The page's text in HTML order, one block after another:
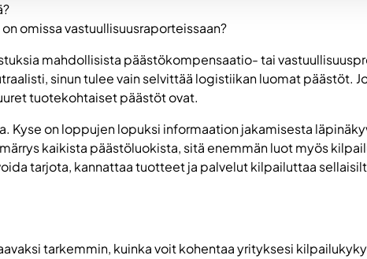
omissa vastuullisuusraporteissaan?
mahdollisista päästökompensaatio- tai
sinun tulee vain selvittää logistiikan luomat päästöt.
tuotekohtaiset päästöt ovat.
Kyse on loppujen lopuksi informaation jakamisesta
kaikista päästöluokista, sitä enemmän luot myös
tarjota, kannattaa tuotteet ja palvelut kilpailuttaa
tarkemmin, kuinka voit kohentaa yrityksesi